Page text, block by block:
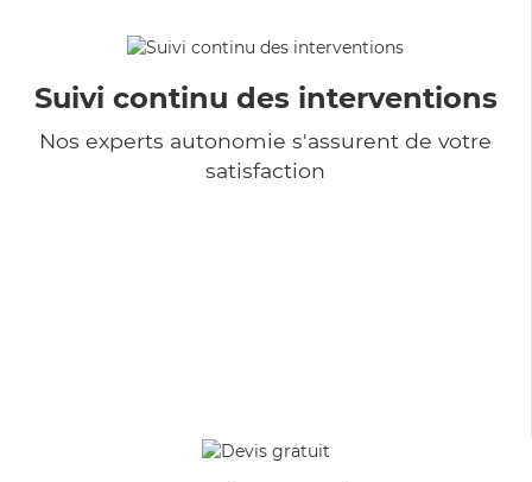
Suivi continu des interventions
Nos experts autonomie s'assurent de votre
satisfaction